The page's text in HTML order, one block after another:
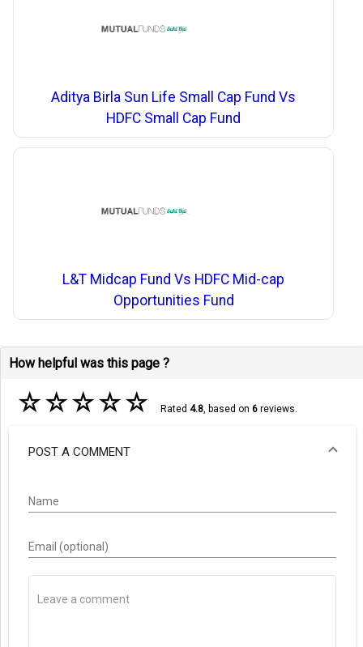
Aditya Birla Sun Life Small Cap Fund Vs
HDFC Small Cap Fund
L&T Midcap Fund Vs HDFC Mid-cap
Opportunities Fund
How helpful was this page ?
☆☆☆☆☆ Rated 4.8, based on 6reviews.
POST A COMMENT
Name
Email (optional)